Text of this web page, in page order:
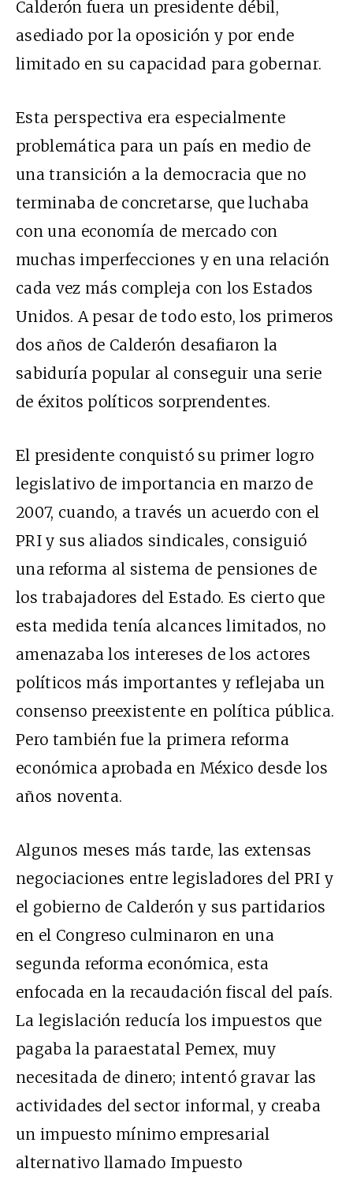
Calderón fuera un presidente débil,
asediado por la oposición y por ende
limitado en su capacidad para gobernar.
Esta perspectiva era especialmente
problemática para un país en medio de
una transición a la democracia que no
terminaba de concretarse, que luchaba
con una economía de mercado con
muchas imperfecciones y en una relación
cada vez más compleja con los Estados
Unidos. A pesar de todo esto, los primeros
dos años de Calderón desafiaron la
sabiduría popular al conseguir una serie
de éxitos políticos sorprendentes.
El presidente conquistó su primer logro
legislativo de importancia en marzo de
2007, cuando, a través un acuerdo con el
PRI y sus aliados sindicales, consiguió
una reforma al sistema de pensiones de
los trabajadores del Estado. Es cierto que
esta medida tenía alcances limitados, no
amenazaba los intereses de los actores
políticos más importantes y reflejaba un
consenso preexistente en política pública.
Pero también fue la primera reforma
económica aprobada en México desde los
años noventa.
Algunos meses más tarde, las extensas
negociaciones entre legisladores del PRI y
el gobierno de Calderón y sus partidarios
en el Congreso culminaron en una
segunda reforma económica, esta
enfocada en la recaudación fiscal del país.
La legislación reducía los impuestos que
pagaba la paraestatal Pemex, muy
necesitada de dinero; intentó gravar las
actividades del sector informal, y creaba
un impuesto mínimo empresarial
alternativo llamado Impuesto